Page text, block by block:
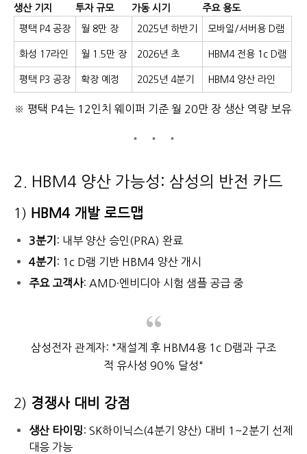
생산 기지 투자 규모 가동 시기 주요 용도
평택 P4 공장 월 8만 장 2025년 하반기 모바일/서버용 D램
화성 17라인 월 1.5만 장 2026년 초 HBM4 전용 1c D램
평택 P3 공장 확장 예정 2025년 4분기 HBM4 양산 라인
※ 평택 P4는 12인치 웨이퍼 기준 월 20만 장 생산 역량 보유
2. HBM4 양산 가능성: 삼성의 반전 카드
1) HBM4 개발 로드맵
3분기 : 내부 양산 승인(PRA) 완료
4분기 : 1c D램 기반 HBM4 양산 개시
주요 고객사: AMD·엔비디아 시험 샘플 공급 중
삼성전자 관계자: "재설계 후 HBM4용 1c D램과 구조
적 유사성 90% 달성"
2) 경쟁사 대비 강점
생산 타이밍: SK하이닉스(4분기 양산) 대비 1~2분기 선제
대응 가능